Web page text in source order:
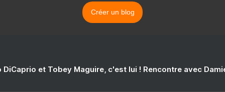
Créer un blog
DiCaprio et Tobey Maguire, c'est lui ! Rencontre avec